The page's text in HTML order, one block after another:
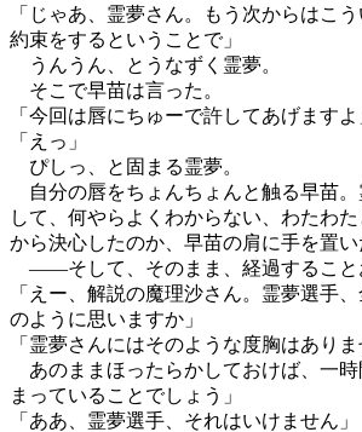
「じゃあ、霊夢さん。もう次からはこ
約束をするということで」
うんうん、とうなずく霊夢。
そこで早苗は言った。
「今回は唇にちゅーで許してあげますよ
「えっ」
ぴしっ、と固まる霊夢。
自分の唇をちょんちょんと触る早苗。
して、何やらよくわからない、わたわ
から決心したのか、早苗の肩に手を置い
――そして、そのまま、経過すること
「えー、解説の魔理沙さん。霊夢選手
のように思いますか」
「霊夢さんにはそのような度胸はありま
あのままほったらかしておけば、一時
まっていることでしょう」
「ああ、霊夢選手、それはいけません」